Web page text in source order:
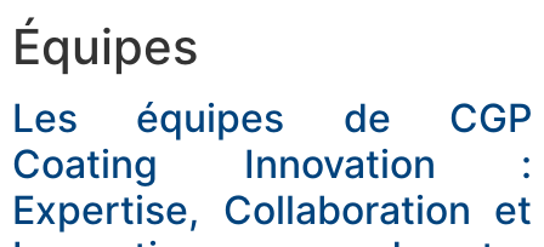
Équipes
Les équipes de CGP
Coating Innovation :
Expertise, Collaboration et